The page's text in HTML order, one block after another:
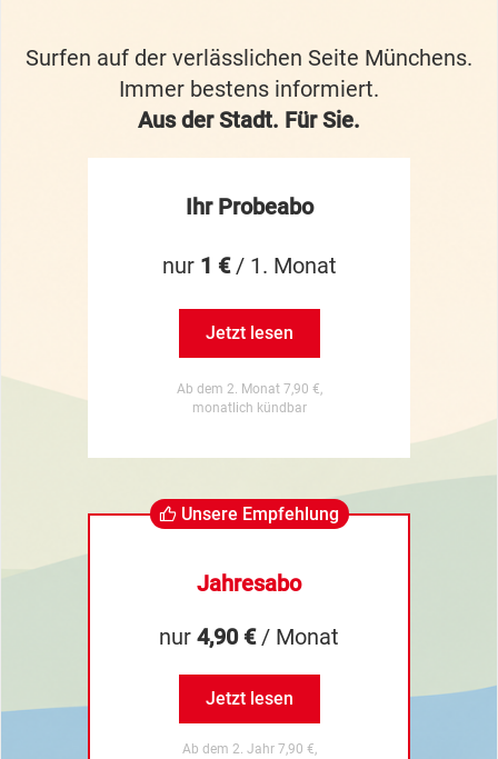
Surfen auf der verlässlichen Seite Münchens.
Immer bestens informiert.
Aus der Stadt. Für Sie.
Ihr Probeabo
nur 1 €/ 1. Monat
Jetzt lesen
Ab dem 2. Monat 7,90 €,
monatlich kündbar
Unsere Empfehlung
Jahresabo
nur 4,90 €/ Monat
Jetzt lesen
Ab dem 2. Jahr 7,90 €,